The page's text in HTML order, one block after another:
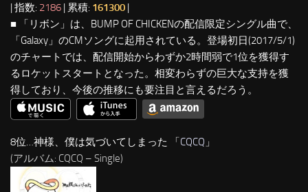
| 指数: 2186 | 累積: 161300 |
■ 「リボン」は、BUMP OF CHICKENの配信限定シングル曲で、
「Galaxy」のCMソングに起用されている。登場初日(2017/5/1)
のチャートでは、配信開始からわずか2時間弱で1位を獲得す
るロケットスタートとなった。相変わらずの巨大な支持を獲
得しており、今後の推移にも要注目と言えるだろう。
8位…神様、僕は気づいてしまった 「CQCQ 」
(アルバム: CQCQ – Single)